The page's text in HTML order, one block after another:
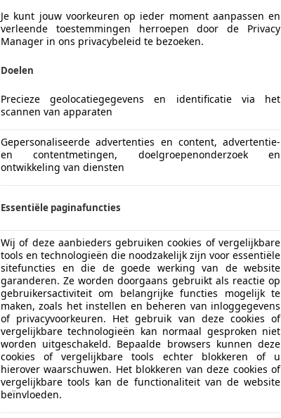
Je kunt jouw voorkeuren op ieder moment aanpassen en
verleende toestemmingen herroepen door de Privacy
Manager in ons privacybeleid te bezoeken.
Doelen
Precieze geolocatiegegevens en identificatie via het
scannen van apparaten
Gepersonaliseerde advertenties en content, advertentie-
en contentmetingen, doelgroepenonderzoek en
ontwikkeling van diensten
Essentiële paginafuncties
Wij of deze aanbieders gebruiken cookies of vergelijkbare
tools en technologieën die noodzakelijk zijn voor essentiële
sitefuncties en die de goede werking van de website
garanderen. Ze worden doorgaans gebruikt als reactie op
gebruikersactiviteit om belangrijke functies mogelijk te
maken, zoals het instellen en beheren van inloggegevens
of privacyvoorkeuren. Het gebruik van deze cookies of
vergelijkbare technologieën kan normaal gesproken niet
worden uitgeschakeld. Bepaalde browsers kunnen deze
cookies of vergelijkbare tools echter blokkeren of u
hierover waarschuwen. Het blokkeren van deze cookies of
vergelijkbare tools kan de functionaliteit van de website
beïnvloeden.